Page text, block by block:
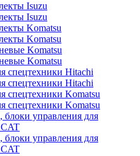
Isuzu
Isuzu
Komatsu
Komatsu
Komatsu
Komatsu
спецтехники Hitachi
спецтехники Hitachi
спецтехники Komatsu
спецтехники Komatsu
блоки управления для
блоки управления для